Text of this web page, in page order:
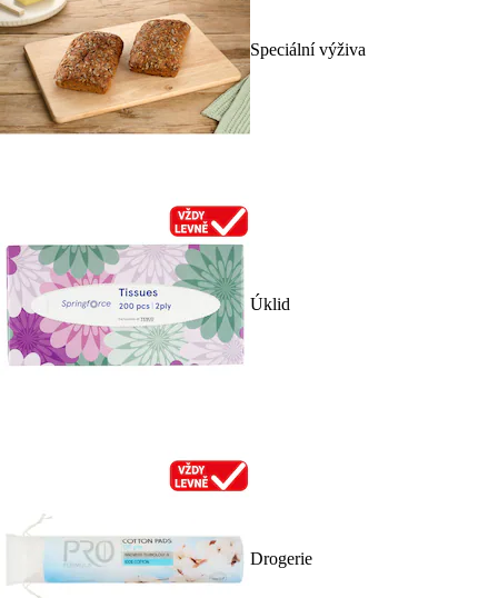
Speciální výživa
Úklid
Drogerie